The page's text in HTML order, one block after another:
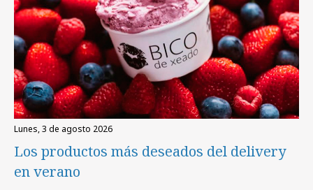
lunes, 3 de agosto 2026
Los productos más deseados del delivery
en verano